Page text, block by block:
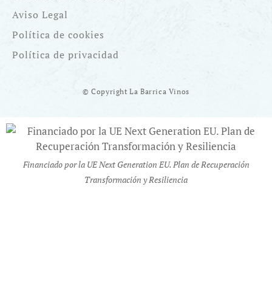
Aviso Legal
Política de cookies
Política de privacidad
© Copyright La Barrica Vinos
Financiado por la UE Next Generation EU. Plan de Recuperación
Transformación y Resiliencia